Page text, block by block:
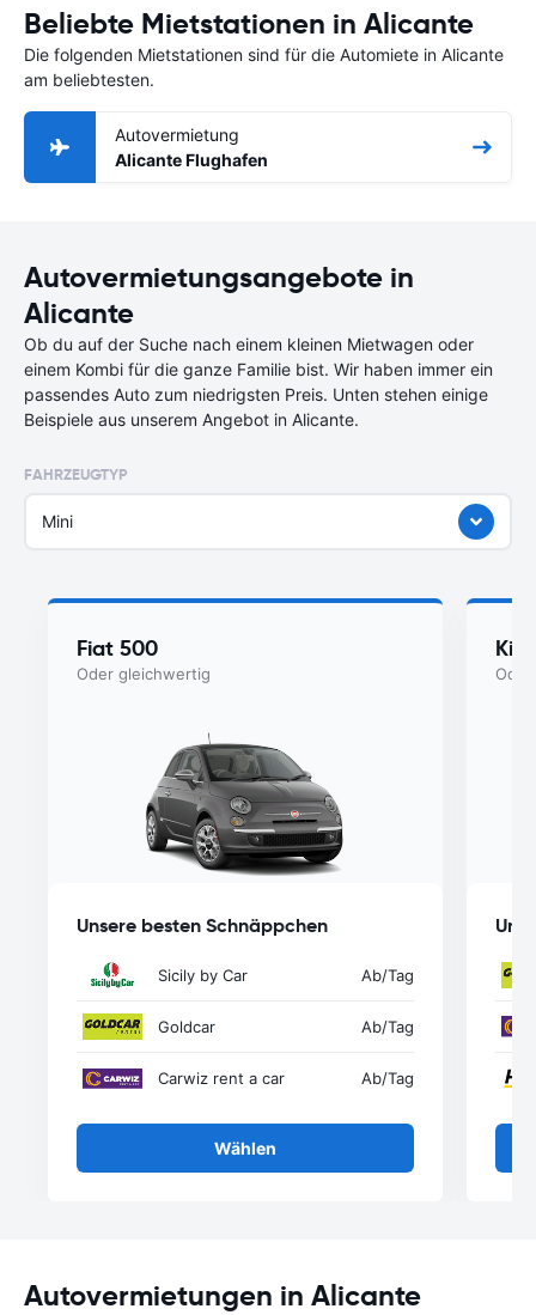
Beliebte Mietstationen in Alicante
Die folgenden Mietstationen sind für die Automiete in Alicante
am beliebtesten.
Autovermietung
Alicante Flughafen
Autovermietungsangebote in
Alicante
Ob du auf der Suche nach einem kleinen Mietwagen oder
einem Kombi für die ganze Familie bist. Wir haben immer ein
passendes Auto zum niedrigsten Preis. Unten stehen einige
Beispiele aus unserem Angebot in Alicante.
FAHRZEUGTYP
Mini
Fiat 500
Oder gleichwertig
Unsere besten Schnäppchen
Sicily by Car Ab/Tag
Goldcar Ab/Tag
Carwiz rent a car Ab/Tag
Wählen
Kia
Autovermietungen in Alicante